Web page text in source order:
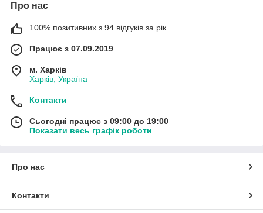
Про нас
100% позитивних з 94 відгуків за рік
Працює з 07.09.2019
м. Харків
Харків, Україна
Контакти
Сьогодні працює з 09:00 до 19:00
Показати весь графік роботи
Про нас
Контакти